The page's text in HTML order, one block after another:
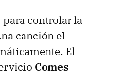
para controlar la
canción el
El
Comes